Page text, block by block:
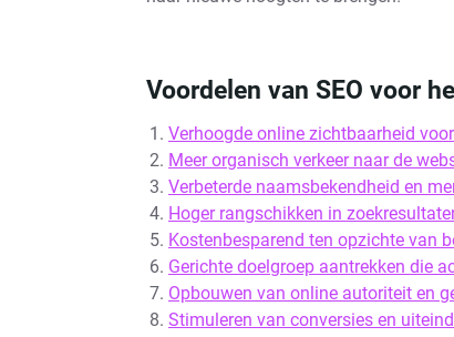
Voordelen van SEO voor
Verhoogde online zichtbaarheid
Meer organisch verkeer naar de
Verbeterde naamsbekendheid en
Hoger rangschikken in
Kostenbesparend ten opzichte van
Gerichte doelgroep aantrekken die
Opbouwen van online autoriteit en
Stimuleren van conversies en